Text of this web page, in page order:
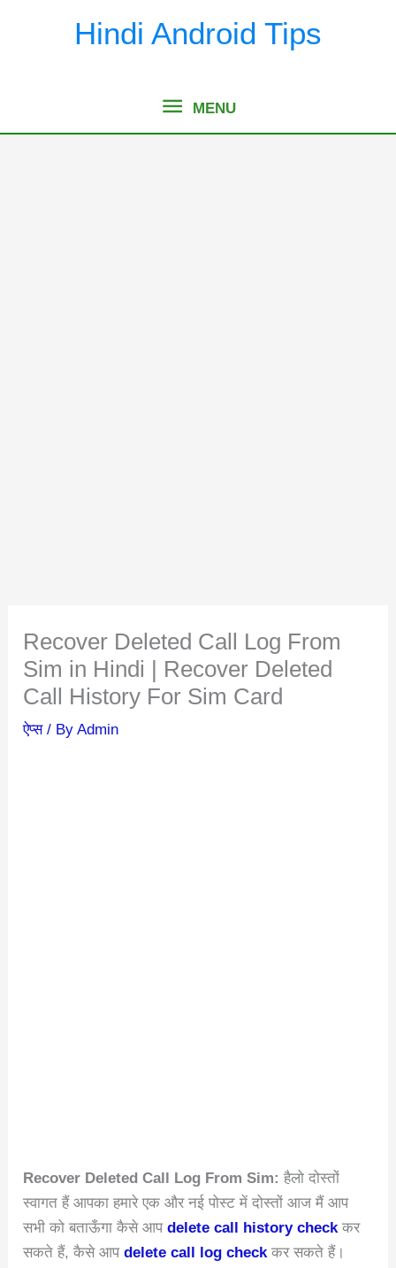
Hindi Android Tips
MENU
MENU
Recover Deleted Call Log From
Sim in Hindi | Recover Deleted
Call History For Sim Card
ऐप्स/ ByAdmin
Recover Deleted Call Log From Sim: हैलो दोस्तों
स्वागत हैं आपका हमारे एक और नई पोस्ट में दोस्तों आज मैं आप
सभी को बताऊँगा कैसे आपdelete call history check कर
सकते हैं, कैसे आपdelete call log check कर सकते हैं।